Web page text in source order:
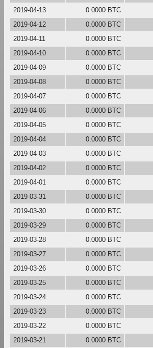
2019-04-13
0.0000 BTC
2019-04-12
0.0000 BTC
2019-04-11
0.0000 BTC
2019-04-10
0.0000 BTC
2019-04-09
0.0000 BTC
2019-04-08
0.0000 BTC
2019-04-07
0.0000 BTC
2019-04-06
0.0000 BTC
2019-04-05
0.0000 BTC
2019-04-04
0.0000 BTC
2019-04-03
0.0000 BTC
2019-04-02
0.0000 BTC
2019-04-01
0.0000 BTC
2019-03-31
0.0000 BTC
2019-03-30
0.0000 BTC
2019-03-29
0.0000 BTC
2019-03-28
0.0000 BTC
2019-03-27
0.0000 BTC
2019-03-26
0.0000 BTC
2019-03-25
0.0000 BTC
2019-03-24
0.0000 BTC
2019-03-23
0.0000 BTC
2019-03-22
0.0000 BTC
2019-03-21
0.0000 BTC